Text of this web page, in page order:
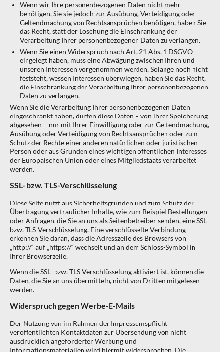
Wenn wir Ihre personenbezogenen Daten nicht mehr
benötigen, Sie sie jedoch zur Ausübung, Verteidigung oder
Geltendmachung von Rechtsansprüchen benötigen, haben Sie
das Recht, statt der Löschung die Einschränkung der
Verarbeitung Ihrer personenbezogenen Daten zu verlangen.
Wenn Sie einen Widerspruch nach Art. 21 Abs. 1 DSGVO
eingelegt haben, muss eine Abwägung zwischen Ihren und
unseren Interessen vorgenommen werden. Solange noch nicht
feststeht, wessen Interessen überwiegen, haben Sie das Recht,
die Einschränkung der Verarbeitung Ihrer personenbezogenen
Daten zu verlangen.
Wenn Sie die Verarbeitung Ihrer personenbezogenen Daten
eingeschränkt haben, dürfen diese Daten – von ihrer Speicherung
abgesehen – nur mit Ihrer Einwilligung oder zur Geltendmachung,
Ausübung oder Verteidigung von Rechtsansprüchen oder zum
Schutz der Rechte einer anderen natürlichen oder juristischen
Person oder aus Gründen eines wichtigen öffentlichen Interesses
der Europäischen Union oder eines Mitgliedstaats verarbeitet
werden.
SSL- bzw. TLS-Verschlüsselung
Diese Seite nutzt aus Sicherheitsgründen und zum Schutz der
Übertragung vertraulicher Inhalte, wie zum Beispiel Bestellungen
oder Anfragen, die Sie an uns als Seitenbetreiber senden, eine SSL-
bzw. TLS-Verschlüsselung. Eine verschlüsselte Verbindung
erkennen Sie daran, dass die Adresszeile des Browsers von
„http://“ auf „https://“ wechselt und an dem Schloss-Symbol in
Ihrer Browserzeile.
Wenn die SSL- bzw. TLS-Verschlüsselung aktiviert ist, können die
Daten, die Sie an uns übermitteln, nicht von Dritten mitgelesen
werden.
Widerspruch gegen Werbe-E-Mails
Der Nutzung von im Rahmen der Impressumspflicht
veröffentlichten Kontaktdaten zur Übersendung von nicht
ausdrücklich angeforderter Werbung und
Informationsmaterialien wird hiermit widersprochen. Die